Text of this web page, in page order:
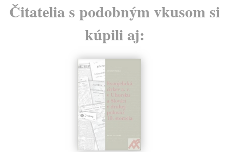
Čitatelia s podobným vkusom si
kúpili aj: